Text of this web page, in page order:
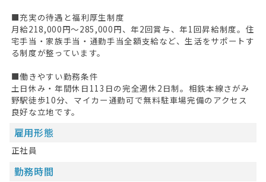
■充実の待遇と福利厚生制度
月給218,000円～285,000円、年2回賞与、年1回昇給制度。住
宅手当・家族手当・通勤手当全額支給など、生活をサポートす
る制度が整っています。
■働きやすい勤務条件
土日休み・年間休日113日の完全週休2日制。相鉄本線さがみ
野駅徒歩10分、マイカー通勤可で無料駐車場完備のアクセス
良好な立地です。
雇用形態
正社員
勤務時間